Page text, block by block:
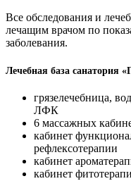
Все обследования и
лечащим врачом по
заболевания.
Лечебная база санатория
грязелечебница,
ЛФК
6 массажных
кабинет
рефлексотерапии
кабинет
кабинет